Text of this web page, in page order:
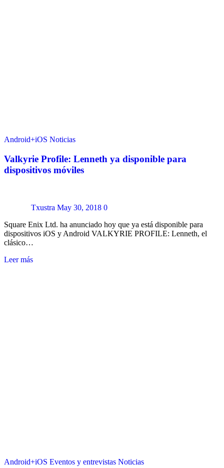
Android+iOS Noticias
Valkyrie Profile: Lenneth ya disponible para
dispositivos móviles
Txustra May 30, 2018 0
Square Enix Ltd. ha anunciado hoy que ya está disponible para
dispositivos iOS y Android VALKYRIE PROFILE: Lenneth, el
clásico…
Leer más
Android+iOS Eventos y entrevistas Noticias